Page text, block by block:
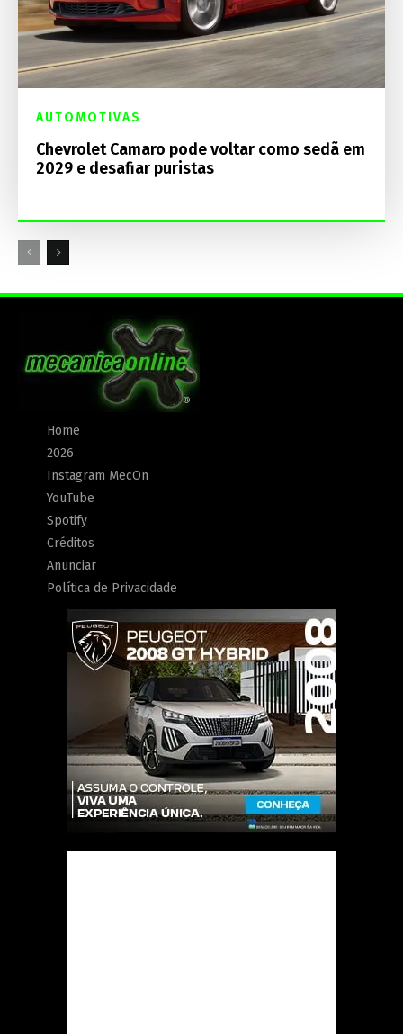
AUTOMOTIVAS
Chevrolet Camaro pode voltar como sedã em
2029 e desafiar puristas
Home
2026
Instagram MecOn
YouTube
Spotify
Créditos
Anunciar
Política de Privacidade